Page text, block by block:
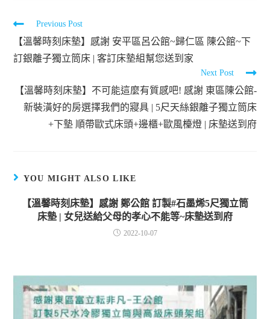
Previous Post
【溫馨時刻床墊】感謝 安平區呂公館~歸仁區 陳公館~下
訂銀離子獨立筒床 | 客訂床墊組幫您送到家
Next Post
【溫馨時刻床墊】不可能這麼有質感吧! 感謝 東區陳公館-
新裝潢好的房選擇我們的寢具 | 5尺天絲銀離子獨立筒床
+下墊 順帶歐式床頭+邊櫃+歐風檯燈 | 床墊送到府
YOU MIGHT ALSO LIKE
【溫馨時刻床墊】感謝 鄭公館 訂製#石墨烯5尺獨立筒
床墊 | 女兒送給父母的孝心不能等~床墊送到府
2022-10-07